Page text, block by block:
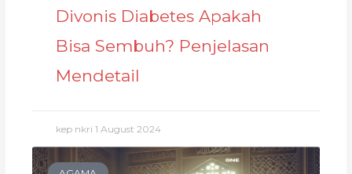
Divonis Diabetes Apakah
Bisa Sembuh? Penjelasan
Mendetail
kep nkri1 August 2024